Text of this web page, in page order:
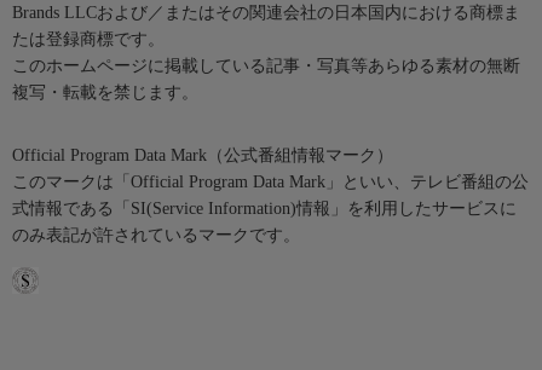
Brands LLCおよび／またはその関連会社の日本国内における商標ま
たは登録商標です。
このホームページに掲載している記事・写真等あらゆる素材の無断
複写・転載を禁じます。
Official Program Data Mark（公式番組情報マーク）
このマークは「Official Program Data Mark」といい、テレビ番組の公
式情報である「SI(Service Information)情報」を利用したサービスに
のみ表記が許されているマークです。